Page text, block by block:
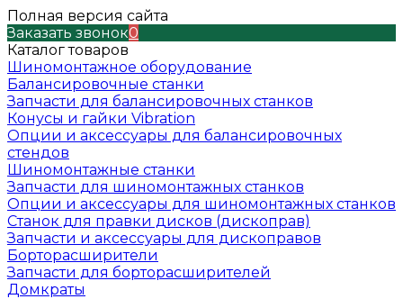
Полная версия сайта
Заказать звонок0
Каталог товаров
Шиномонтажное оборудование
Балансировочные станки
Запчасти для балансировочных станков
Конусы и гайки Vibration
Опции и аксессуары для балансировочных
стендов
Шиномонтажные станки
Запчасти для шиномонтажных станков
Опции и аксессуары для шиномонтажных станков
Станок для правки дисков (дископрав)
Запчасти и аксессуары для дископравов
Борторасширители
Запчасти для борторасширителей
Домкраты